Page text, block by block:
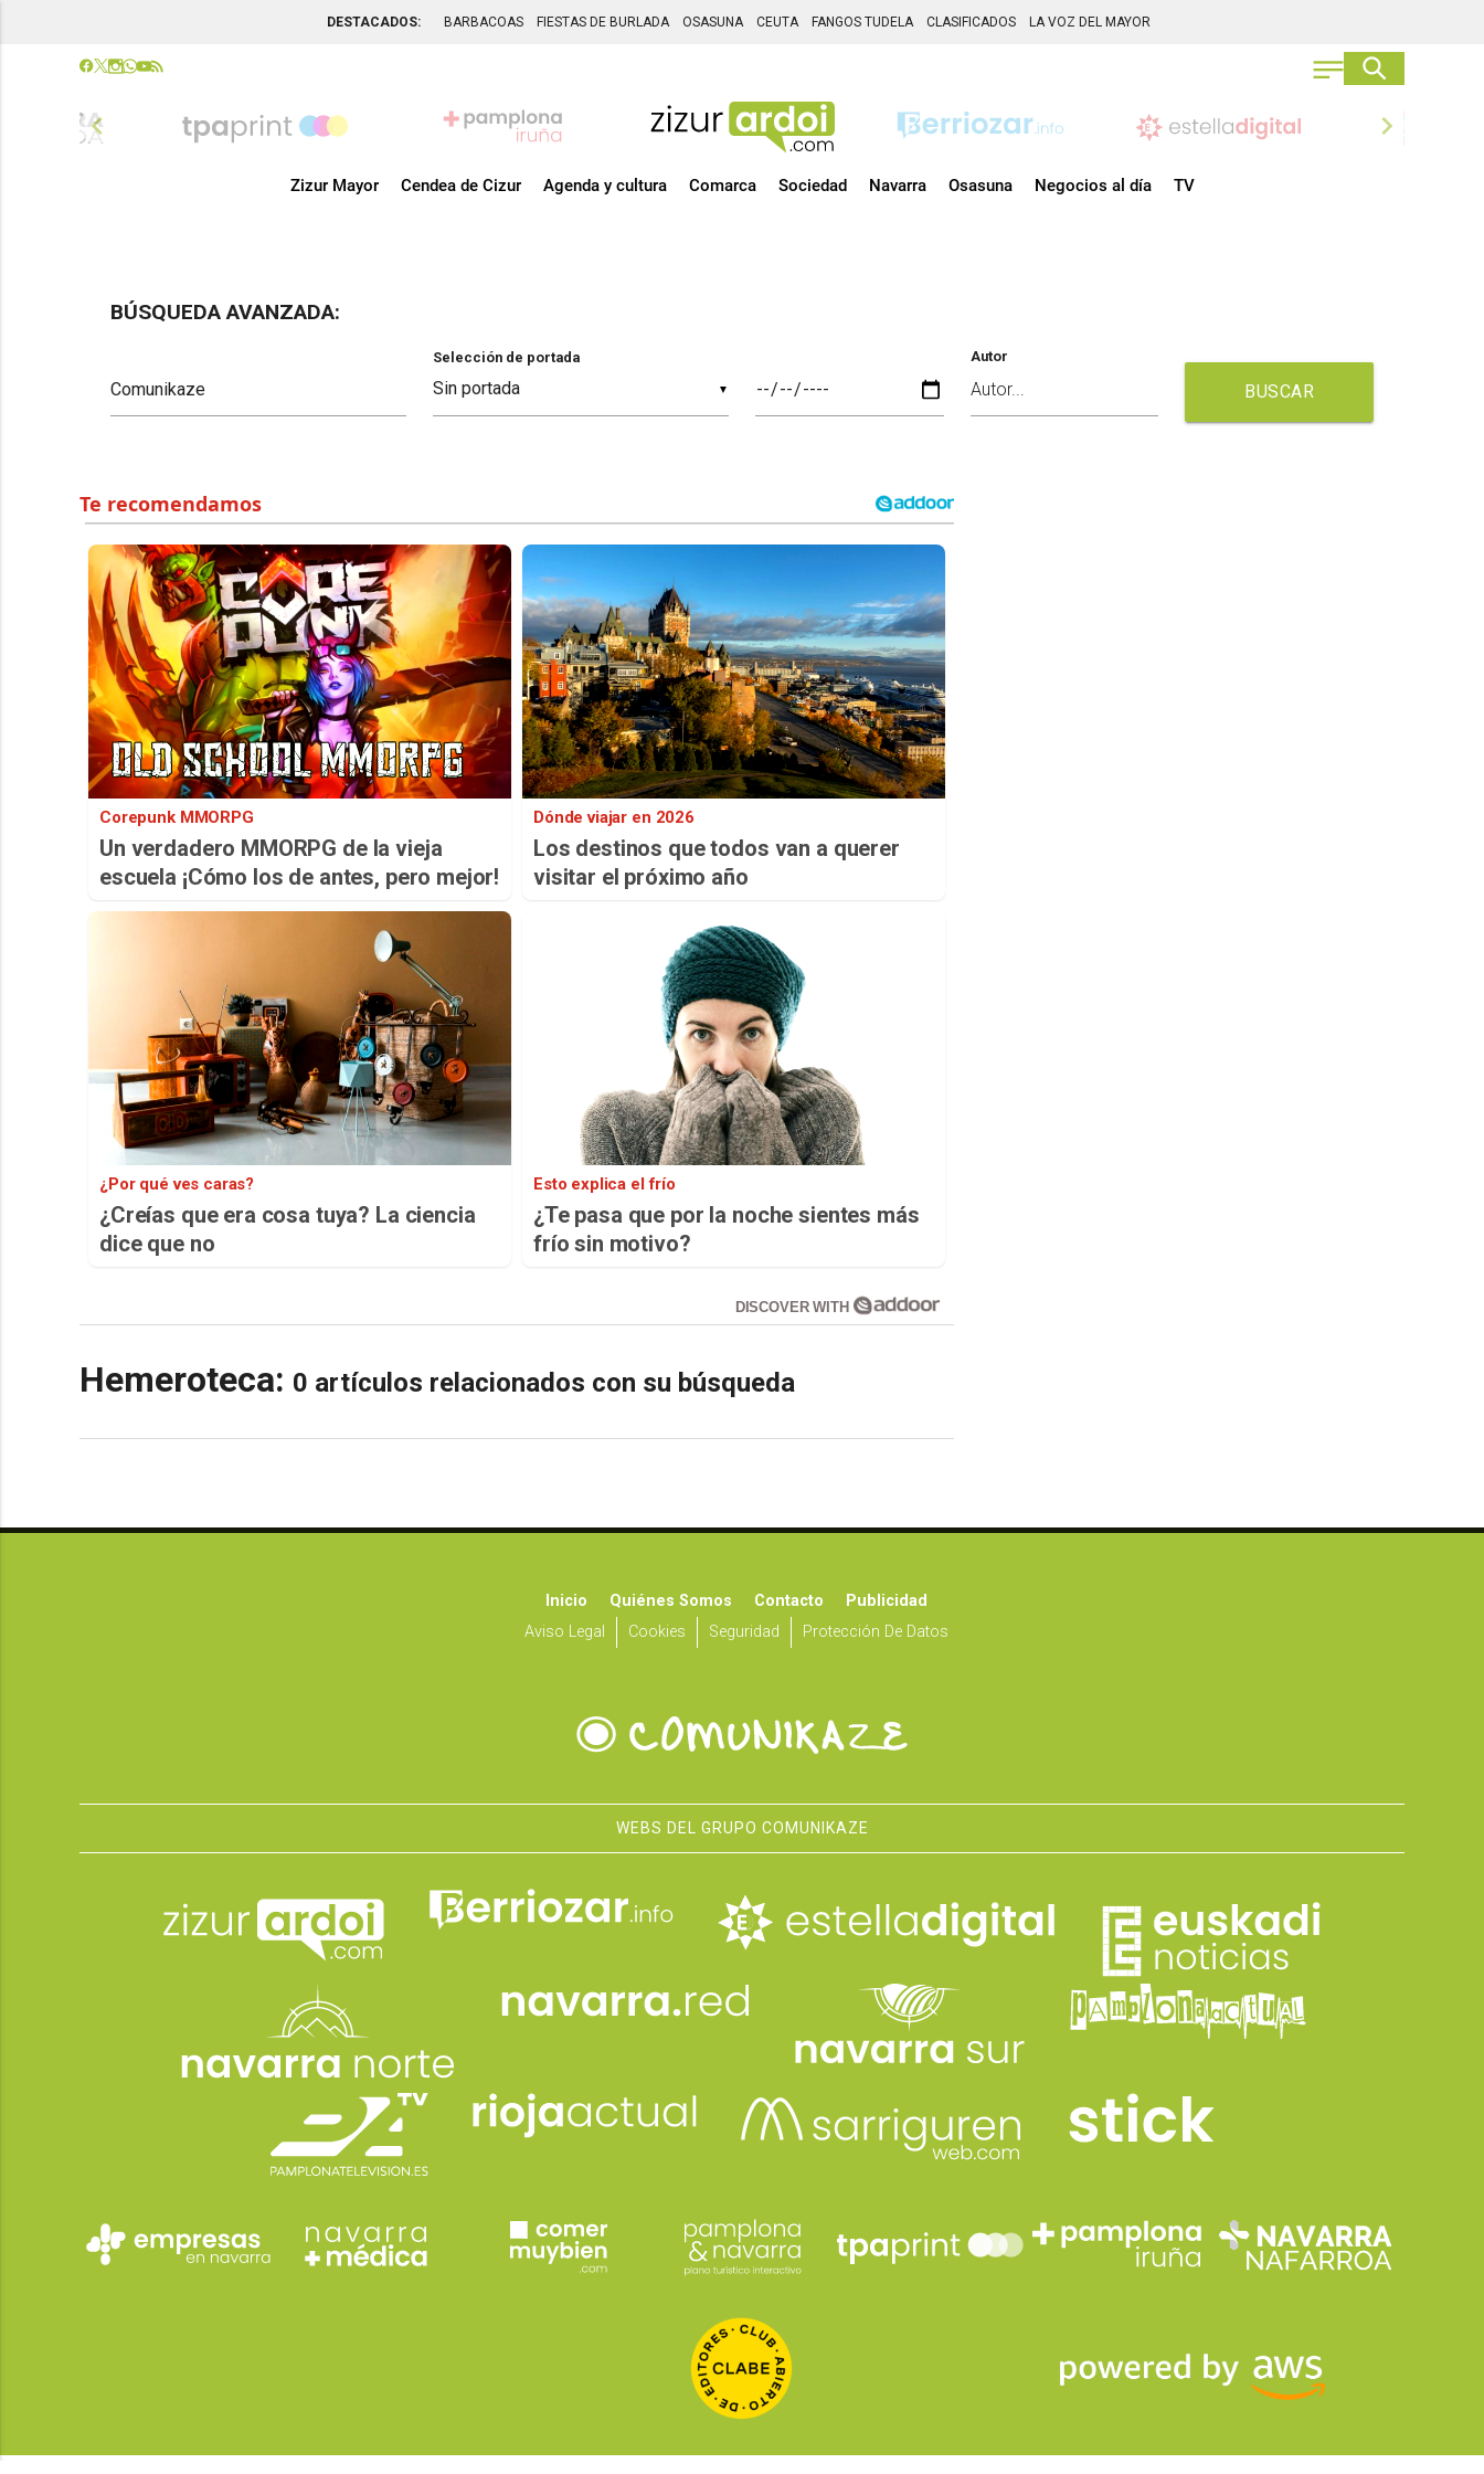
DESTACADOS: BARBACOAS FIESTAS DE BURLADA OSASUNA CEUTA FANGOS TUDELA CLASIFICADOS LA VOZ DEL MAYOR
chevron_left chevron_right
Zizur Mayor Cendea de Cizur Agenda y cultura Comarca Sociedad Navarra Osasuna Negocios al día TV
BÚSQUEDA AVANZADA:
▼
Selección de portada Autor
BUSCAR
Corepunk MMORPG
Un verdadero MMORPG de la vieja
escuela ¡Cómo los de antes, pero mejor!
Dónde viajar en 2026
Los destinos que todos van a querer
visitar el próximo año
¿Por qué ves caras?
¿Creías que era cosa tuya? La ciencia
dice que no
Esto explica el frío
¿Te pasa que por la noche sientes más
frío sin motivo?
DISCOVER WITH
Hemeroteca: 0 artículos relacionados con su búsqueda
Inicio Quiénes Somos Contacto
Publicidad
Aviso Legal
Cookies Seguridad Protección De Datos
WEBS DEL GRUPO COMUNIKAZE